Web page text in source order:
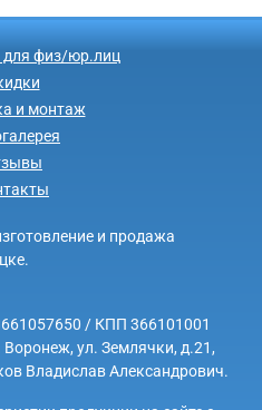
физ/юр.лиц
и монтаж
и продажа
/ КПП 366101001
ул. Землячки, д.21,
Владислав Александрович.